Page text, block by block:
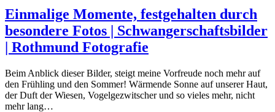
Einmalige Momente, festgehalten durch
besondere Fotos | Schwangerschaftsbilder
| Rothmund Fotografie
Beim Anblick dieser Bilder, steigt meine Vorfreude noch mehr auf
den Frühling und den Sommer! Wärmende Sonne auf unserer Haut,
der Duft der Wiesen, Vogelgezwitscher und so vieles mehr, nicht
mehr lang…